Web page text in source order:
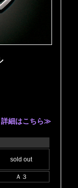
詳細はこちら≫
sold out
Ａ３